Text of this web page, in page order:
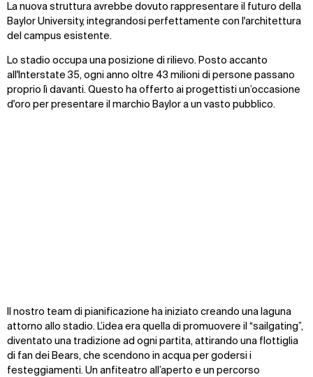
La nuova struttura avrebbe dovuto rappresentare il futuro della
Baylor University, integrandosi perfettamente con l'architettura
del campus esistente.
Lo stadio occupa una posizione di rilievo. Posto accanto
all'Interstate 35, ogni anno oltre 43 milioni di persone passano
proprio lì davanti. Questo ha offerto ai progettisti un’occasione
d'oro per presentare il marchio Baylor a un vasto pubblico.
Il nostro team di pianificazione ha iniziato creando una laguna
attorno allo stadio. L’idea era quella di promuovere il “sailgating”,
diventato una tradizione ad ogni partita, attirando una flottiglia
di fan dei Bears, che scendono in acqua per godersi i
festeggiamenti. Un anfiteatro all’aperto e un percorso